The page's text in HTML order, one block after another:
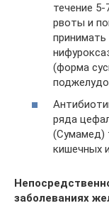
течение
рвоты и
(форма
ряда
(Сумамед)
кишечных
заболеваниях